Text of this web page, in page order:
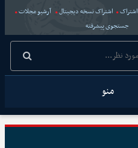
اشتراک اشتراک نسخه دیجیتال
آرشیو مجلات
جستجوی پیشرفته
منو